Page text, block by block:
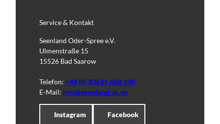
Service & Kontakt
Seenland Oder-Spree e.V.
Ulmenstraße 15
15526 Bad Saarow
Telefon: +49 (0) 33631-868 100
E-Mail: info@seenland-os.de
Instagram Facebook